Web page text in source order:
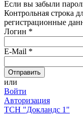
Если вы забыли
Контрольная строка
регистрационные
Логин *
E-Mail *
или
Войти
Авторизация
ТСН "Докландс 1"